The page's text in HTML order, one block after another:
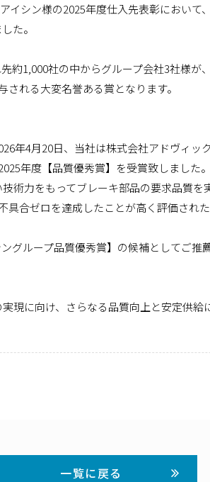
イシン様の2025年度仕入先表彰において
た。
約1,000社の中からグループ会社3社様が
れる大変名誉ある賞となります。
年4月20日、当社は株式会社アドヴィッ
年度【品質優秀賞】を受賞致しました。
術力をもってブレーキ部品の要求品質を
合ゼロを達成したことが高く評価された
グループ品質優秀賞】の候補としてご推
現に向け、さらなる品質向上と安定供給
一覧に戻る